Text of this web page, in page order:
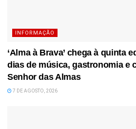
INFORMAÇÃO
‘Alma à Brava’ chega à quinta
dias de música, gastronomia e
Senhor das Almas
7 DE AGOSTO, 2026